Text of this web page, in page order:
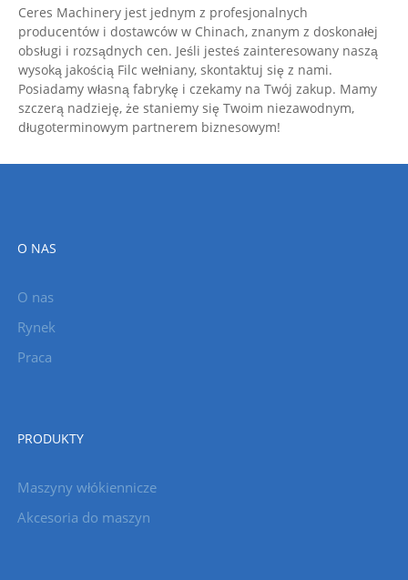
Ceres Machinery jest jednym z profesjonalnych
producentów i dostawców w Chinach, znanym z doskonałej
obsługi i rozsądnych cen. Jeśli jesteś zainteresowany naszą
wysoką jakością Filc wełniany, skontaktuj się z nami.
Posiadamy własną fabrykę i czekamy na Twój zakup. Mamy
szczerą nadzieję, że staniemy się Twoim niezawodnym,
długoterminowym partnerem biznesowym!
O NAS
O nas
Rynek
Praca
PRODUKTY
Maszyny włókiennicze
Akcesoria do maszyn